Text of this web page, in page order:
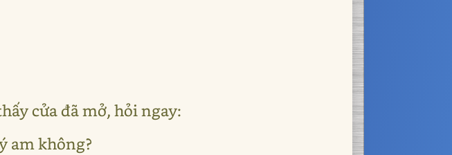
cửa đã mở, hỏi ngay:
am không?